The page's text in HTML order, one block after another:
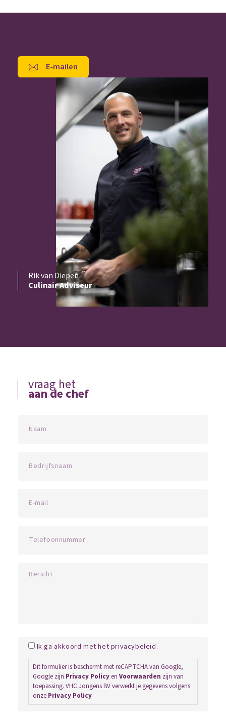
E-mailen
Rik van Diepen
Culinair Adviseur
vraag het
aan de chef
Ik ga akkoord met het privacybeleid.
Dit formulier is beschermt met reCAPTCHA van Google,
Google zijn Privacy Policyen Voorwaarden zijn van
toepassing. VHC Jongens BV verwerkt je gegevens volgens
onze Privacy Policy